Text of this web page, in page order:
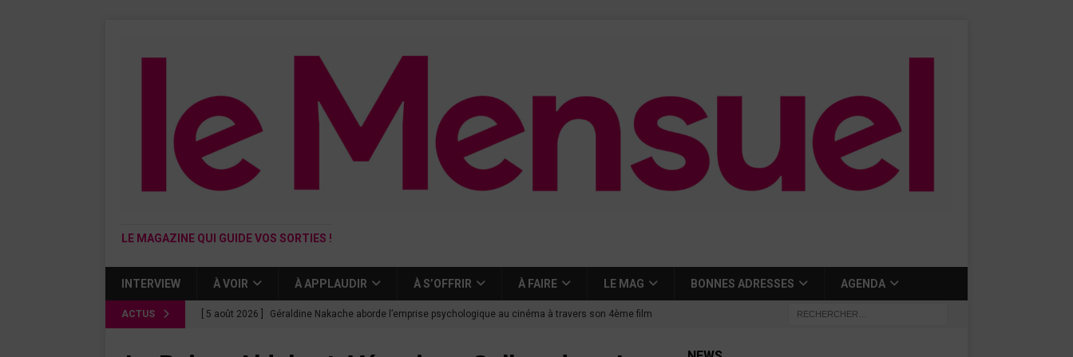
LE MAGAZINE QUI GUIDE VOS SORTIES !
INTERVIEW À VOIR À APPLAUDIR À S’OFFRIR À FAIRE LE MAG BONNES ADRESSES AGENDA
ACTUS [ 5 août 2026 ] Géraldine Nakache aborde l’emprise psychologique au cinéma à travers son 4ème film